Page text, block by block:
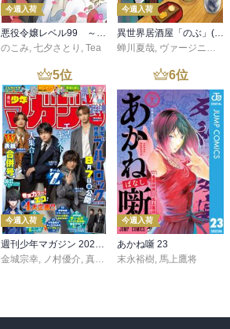
今週入荷
悪役令嬢レベル99 ～私は裏ボスですが魔王ではありません～ その６
のこみ, 七夕さとり , Tea
今週入荷
異世界居酒屋「のぶ」(22)
蝉川夏哉, ヴァージニア二等兵
5位
今週入荷
週刊少年マガジン 2026年36・37号[2026年8月5日発売]
金城宗幸, ノ村優介, 真島ヒロ ,宮島礼吏,新川直司
6位
今週入荷
あかね噺 23
末永裕樹, 馬上鷹将